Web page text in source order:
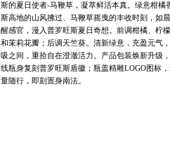
斯的夏日使者-马鞭草，凝萃鲜活本真。绿意柑橘
斯高地的山风拂过、马鞭草摇曳的丰收时刻，如
醒感官，漫入普罗旺斯夏日奇想。前调柑橘、柠
和茉莉花瓣；后调天竺葵。清新绿意，充盈元气
吸之间，重拾自在澄澈活力。产品包装焕新升级
线瓶身复刻普罗旺斯盾徽；瓶盖精雕LOGO图标
量随行，即刻置身南法。